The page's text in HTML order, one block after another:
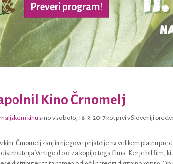
Preveri program!
Kino Črnomelj
kinusmo v soboto, 18. 3. 2017 kot prvi v Sloveniji
kinu Črnomelj zanj in njegove prijatelje na velikem platnu
Vertigo d.o.o. za kopijo tega filma. Ker je bil film,